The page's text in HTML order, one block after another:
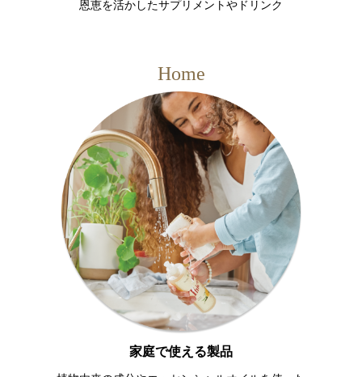
恩恵を活かしたサプリメントやドリンク
Home
家庭で使える製品